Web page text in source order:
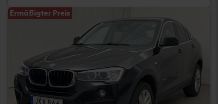
Ermäßigter Preis